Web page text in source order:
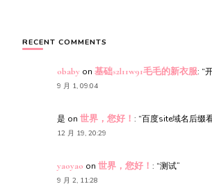
RECENT COMMENTS
obaby on 基础s2l11w91毛毛的新衣服: “
9 月 1, 09:04
是 on 世界，您好！ : “百度site域名后缀
12 月 19, 20:29
yaoyao on 世界，您好！ : “测试”
9 月 2, 11:28